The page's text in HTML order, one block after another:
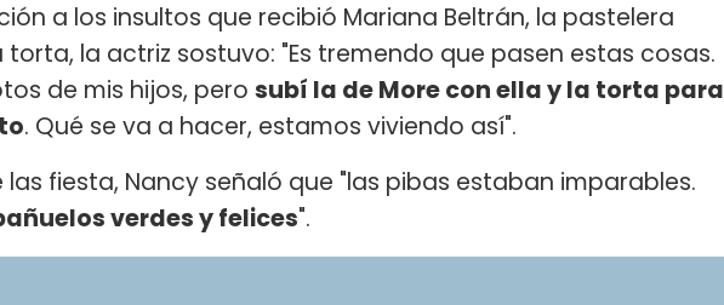
a los insultos que recibió Mariana Beltrán, la pastelera
la actriz sostuvo: "Es tremendo que pasen estas cosas.
de mis hijos, pero subí la de More con ella y la torta para
. Qué se va a hacer, estamos viviendo así".
las fiesta, Nancy señaló que "las pibas estaban imparables.
verdes y felices".